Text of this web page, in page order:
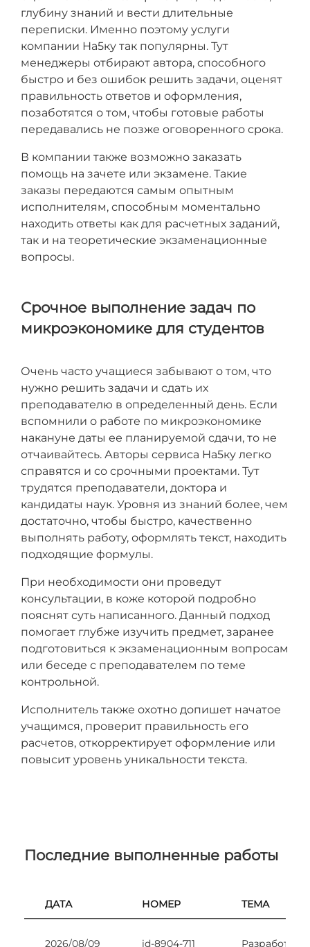
глубину знаний и вести длительные
переписки. Именно поэтому услуги
компании На5ку так популярны. Тут
менеджеры отбирают автора, способного
быстро и без ошибок решить задачи, оценят
правильность ответов и оформления,
позаботятся о том, чтобы готовые работы
передавались не позже оговоренного срока.
В компании также возможно заказать
помощь на зачете или экзамене. Такие
заказы передаются самым опытным
исполнителям, способным моментально
находить ответы как для расчетных заданий,
так и на теоретические экзаменационные
вопросы.
Срочное выполнение задач по
микроэкономике для студентов
Очень часто учащиеся забывают о том, что
нужно решить задачи и сдать их
преподавателю в определенный день. Если
вспомнили о работе по микроэкономике
накануне даты ее планируемой сдачи, то не
отчаивайтесь. Авторы сервиса На5ку легко
справятся и со срочными проектами. Тут
трудятся преподаватели, доктора и
кандидаты наук. Уровня из знаний более, чем
достаточно, чтобы быстро, качественно
выполнять работу, оформлять текст, находить
подходящие формулы.
При необходимости они проведут
консультации, в коже которой подробно
пояснят суть написанного. Данный подход
помогает глубже изучить предмет, заранее
подготовиться к экзаменационным вопросам
или беседе с преподавателем по теме
контрольной.
Исполнитель также охотно допишет начатое
учащимся, проверит правильность его
расчетов, откорректирует оформление или
повысит уровень уникальности текста.
Последние выполненные работы
ДАТА НОМЕР ТЕМА
2026/08/09 id-8904-711 Разработать